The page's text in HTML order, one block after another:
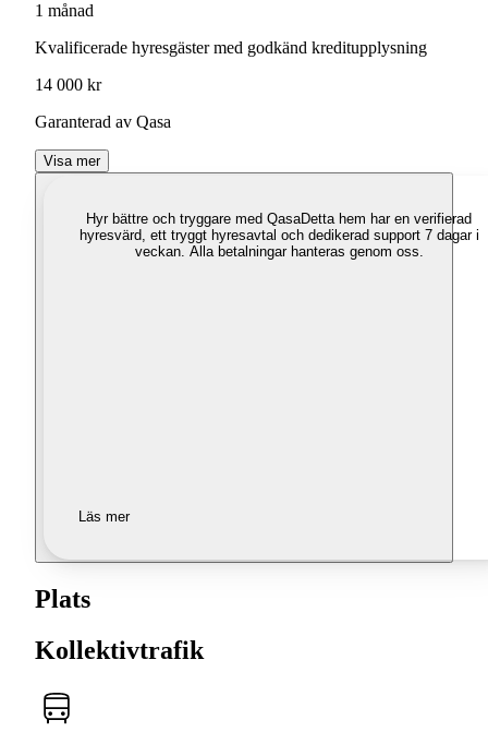
1 månad
Kvalificerade hyresgäster med godkänd kreditupplysning
14 000 kr
Garanterad av Qasa
Visa mer
Hyr bättre och tryggare med QasaDetta hem har en verifierad
hyresvärd, ett tryggt hyresavtal och dedikerad support 7 dagar i
veckan. Alla betalningar hanteras genom oss.
Läs mer
Plats
Kollektivtrafik